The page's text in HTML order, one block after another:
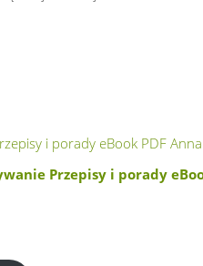
Przepisy i porady